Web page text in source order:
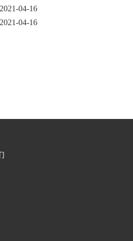
2021-04-16
2021-04-16